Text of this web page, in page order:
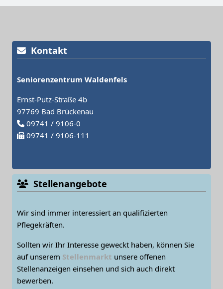
Kontakt
Seniorenzentrum Waldenfels
Ernst-Putz-Straße 4b
97769 Bad Brückenau
09741 / 9106-0
09741 / 9106-111
Stellenangebote
Wir sind immer interessiert an qualifizierten
Pflegekräften.
Sollten wir Ihr Interesse geweckt haben, können Sie
auf unserem Stellenmarkt unsere offenen
Stellenanzeigen einsehen und sich auch direkt
bewerben.